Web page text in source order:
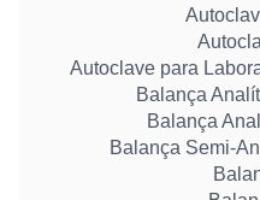
Autoclave para
Balança
Balança
Balança Semi-